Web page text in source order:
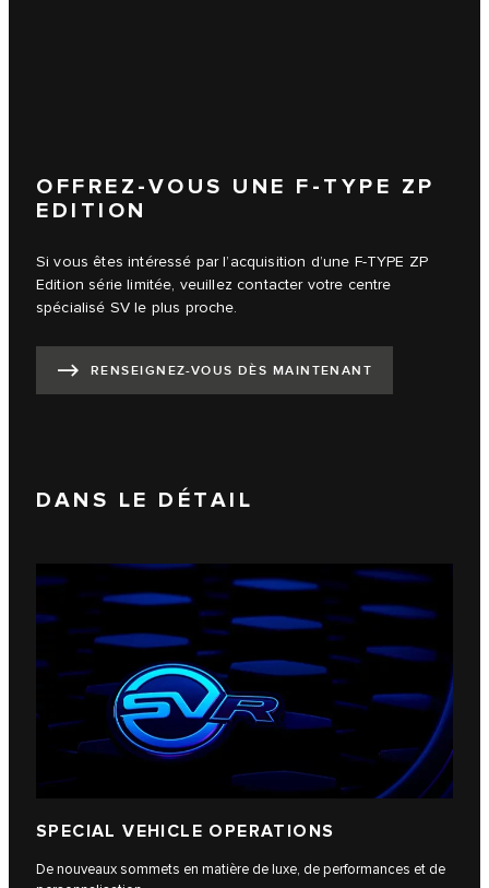
OFFREZ-VOUS UNE F-TYPE ZP
EDITION
Si vous êtes intéressé par l’acquisition d’une F-TYPE ZP
Edition série limitée, veuillez contacter votre centre
spécialisé SV le plus proche.
RENSEIGNEZ-VOUS DÈS MAINTENANT
DANS LE DÉTAIL
SPECIAL VEHICLE OPERATIONS
De nouveaux sommets en matière de luxe, de performances et de